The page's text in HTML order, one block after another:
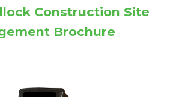
Construction Site
Brochure